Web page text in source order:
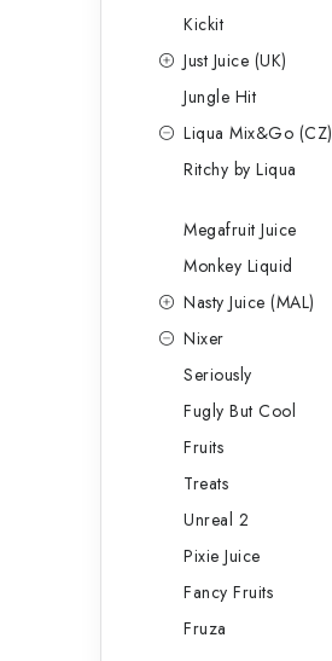
Kickit
Just Juice (UK)
Jungle Hit
Liqua Mix&Go (CZ)
Ritchy by Liqua
Megafruit Juice
Monkey Liquid
Nasty Juice (MAL)
Nixer
Seriously
Fugly But Cool
Fruits
Treats
Unreal 2
Pixie Juice
Fancy Fruits
Fruza